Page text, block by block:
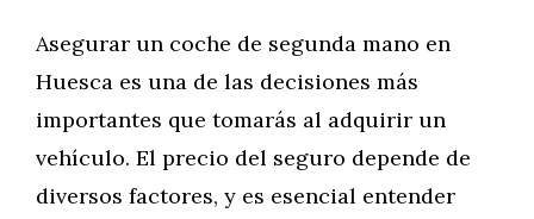
Asegurar un coche de segunda mano en
Huesca es una de las decisiones más
importantes que tomarás al adquirir un
vehículo. El precio del seguro depende de
diversos factores, y es esencial entender